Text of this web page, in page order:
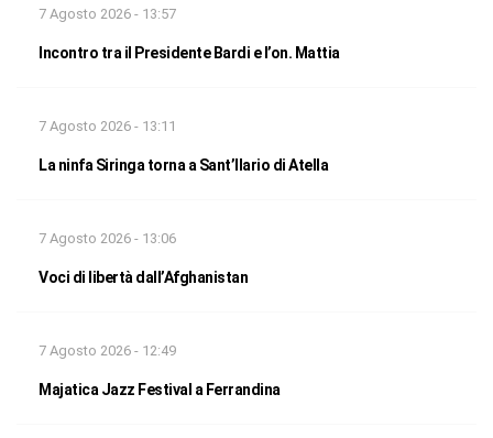
7 Agosto 2026 - 13:57
Incontro tra il Presidente Bardi e l’on. Mattia
7 Agosto 2026 - 13:11
La ninfa Siringa torna a Sant’Ilario di Atella
7 Agosto 2026 - 13:06
Voci di libertà dall’Afghanistan
7 Agosto 2026 - 12:49
Majatica Jazz Festival a Ferrandina